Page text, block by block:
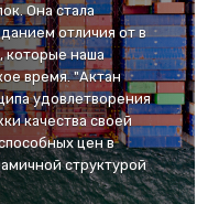
Она стала
отличия от в
которые наша
время. "Актан
удовлетворения
качества своей
цен в
структурой